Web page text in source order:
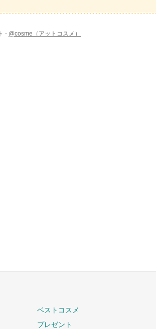
- @cosme（アットコスメ）
ベストコスメ
プレゼント